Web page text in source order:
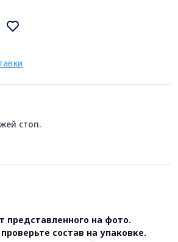
стоп.
представленного на фото.
состав на упаковке.